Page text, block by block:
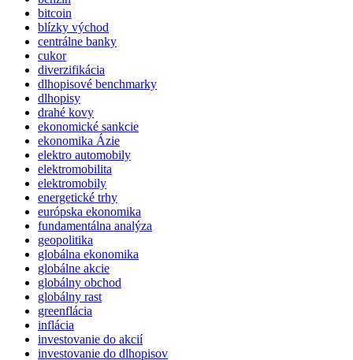
bitcoin
blízky východ
centrálne banky
cukor
diverzifikácia
dlhopisové benchmarky
dlhopisy
drahé kovy
ekonomické sankcie
ekonomika Ázie
elektro automobily
elektromobilita
elektromobily
energetické trhy
európska ekonomika
fundamentálna analýza
geopolitika
globálna ekonomika
globálne akcie
globálny obchod
globálny rast
greenflácia
inflácia
investovanie do akcií
investovanie do dlhopisov